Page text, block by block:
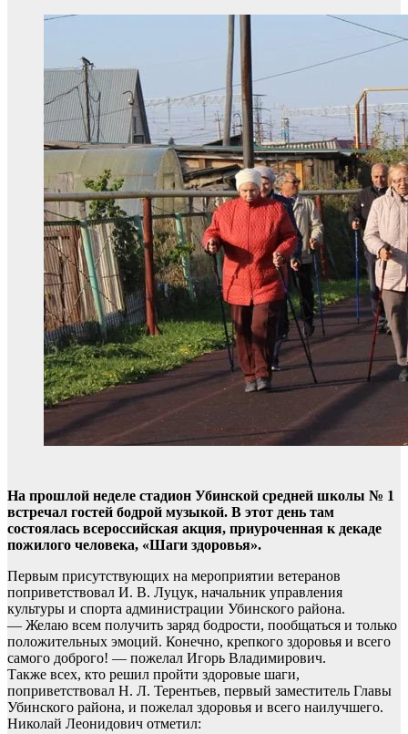
На прошлой неделе стадион Убинской средней школы № 1
встречал гостей бодрой музыкой. В этот день там
состоялась всероссийская акция, приуроченная к декаде
пожилого человека, «Шаги здоровья».
Первым присутствующих на мероприятии ветеранов
поприветствовал И. В. Луцук, начальник управления
культуры и спорта администрации Убинского района.
— Желаю всем получить заряд бодрости, пообщаться и только
положительных эмоций. Конечно, крепкого здоровья и всего
самого доброго! — пожелал Игорь Владимирович.
Также всех, кто решил пройти здоровые шаги,
поприветствовал Н. Л. Терентьев, первый заместитель Главы
Убинского района, и пожелал здоровья и всего наилучшего.
Николай Леонидович отметил: